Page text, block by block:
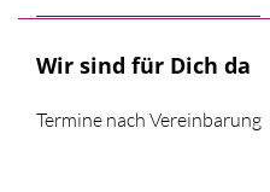
Wir sind für Dich da
Termine nach Vereinbarung